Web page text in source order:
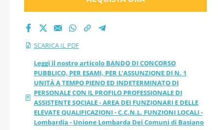
PERSONALE CON IL
PROFILO
PROFESSIONALE DI
ASSISTENTE SOCIALE
- AREA DEI
DI ASSISTENTE SOCIALE -
AREA DEI FUNZIONARI E
DELLE ELEVATE
QUALIFICAZIONI - C.C.N.L.
FUNZIONI LOCALI -
Lombardia - Unione
SCARICA IL PDF
Leggi il nostro articolo BANDO DI CONCORSO
PUBBLICO, PER ESAMI, PER L’ASSUNZIONE DI N. 1
UNITÀ A TEMPO PIENO ED INDETERMINATO DI
PERSONALE CON IL PROFILO PROFESSIONALE DI
ASSISTENTE SOCIALE - AREA DEI FUNZIONARI E DELLE
ELEVATE QUALIFICAZIONI - C.C.N.L. FUNZIONI LOCALI -
Lombardia - Unione Lombarda Dei Comuni di Basiano